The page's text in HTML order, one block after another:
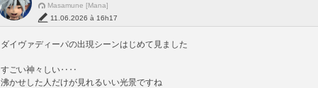
Masamune [Mana]
11.06.2026 à 16h17
ダイヴァディーパの出現シーンはじめて見ました
すごい神々しい‥‥
沸かせした人だけが見れるいい光景ですね